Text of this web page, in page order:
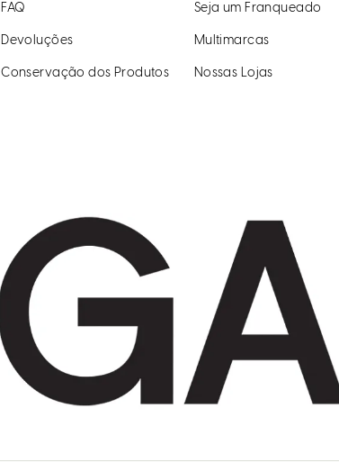
FAQ
Devoluções
Conservação dos Produtos
Seja um Franqueado
Multimarcas
Nossas Lojas